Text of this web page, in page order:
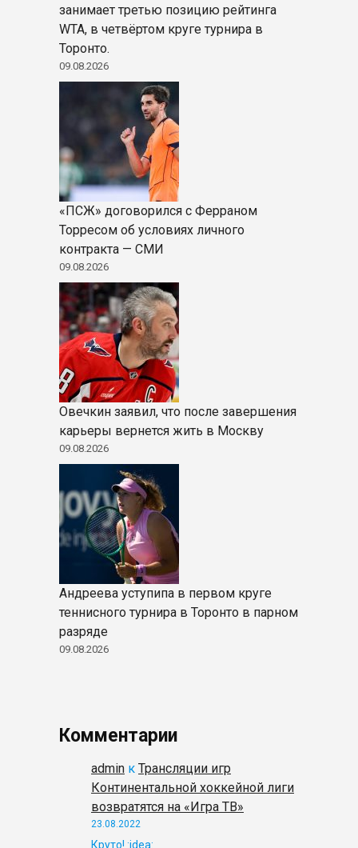
занимает третью позицию рейтинга
WTA, в четвёртом круге турнира в
Торонто.
09.08.2026
«ПСЖ» договорился с Ферраном
Торресом об условиях личного
контракта — СМИ
09.08.2026
Овечкин заявил, что после завершения
карьеры вернется жить в Москву
09.08.2026
Андреева уступипа в первом круге
теннисного турнира в Торонто в парном
разряде
09.08.2026
Комментарии
admin к Трансляции игр
Континентальной хоккейной лиги
возвратятся на «Игра ТВ»
23.08.2022
Круто! :idea: